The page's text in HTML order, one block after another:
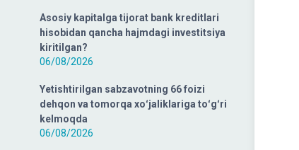
Asosiy kapitalga tijorat bank kreditlari
hisobidan qancha hajmdagi investitsiya
kiritilgan?
06/08/2026
Yetishtirilgan sabzavotning 66 foizi
dehqon va tomorqa xoʻjaliklariga toʻgʻri
kelmoqda
06/08/2026